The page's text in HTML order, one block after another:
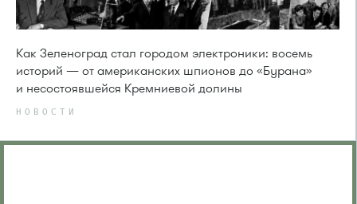
Как Зеленоград стал городом электроники: восемь
историй — от американских шпионов до «Бурана»
и несостоявшейся Кремниевой долины
НОВОСТИ